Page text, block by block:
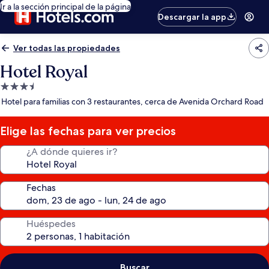
Ir a la sección principal de la página
Descargar la app
Ver todas las propiedades
Hotel Royal
Propiedad
de
estrellas
Hotel para familias con 3 restaurantes, cerca de Avenida Orchard Road
Elige las fechas para ver precios
¿A dónde quieres ir?
Fechas
Huéspedes